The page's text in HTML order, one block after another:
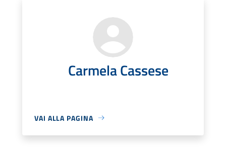
Carmela Cassese
VAI ALLA PAGINA